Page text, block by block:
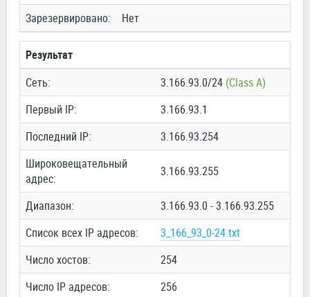
Зарезервировано: Нет
Результат
Сеть:
3.166.93.0/24 (Class A)
Первый IP:
3.166.93.1
Последний IP:
3.166.93.254
Широковещательный
адрес:
3.166.93.255
Диапазон:
3.166.93.0 - 3.166.93.255
Список всех IP адресов:
3_166_93_0-24.txt
Число хостов:
254
Число IP адресов:
256